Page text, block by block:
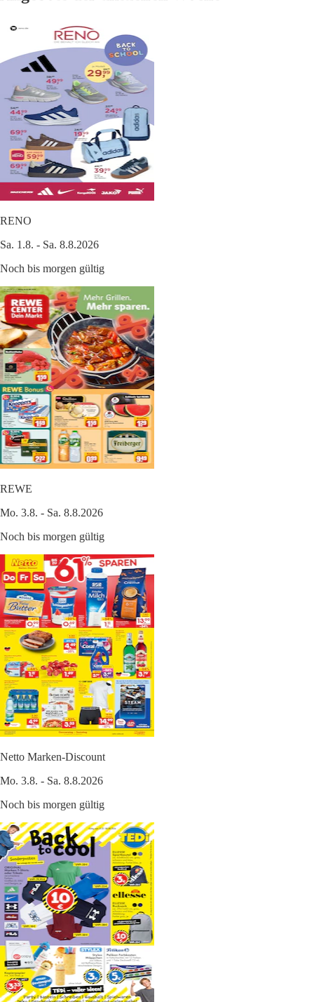
RENO
Sa. 1.8. - Sa. 8.8.2026
Noch bis morgen gültig
REWE
Mo. 3.8. - Sa. 8.8.2026
Noch bis morgen gültig
Netto Marken-Discount
Mo. 3.8. - Sa. 8.8.2026
Noch bis morgen gültig